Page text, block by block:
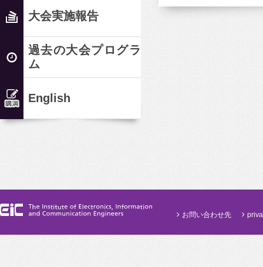
大会実施報告
過去の大会プログラ
ム
English
お問い合わせ先